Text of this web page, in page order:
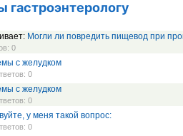
гастроэнтерологу
Могли ли повредить пищевод при
0
с желудком
0
с желудком
0
у меня такой вопрос:
0